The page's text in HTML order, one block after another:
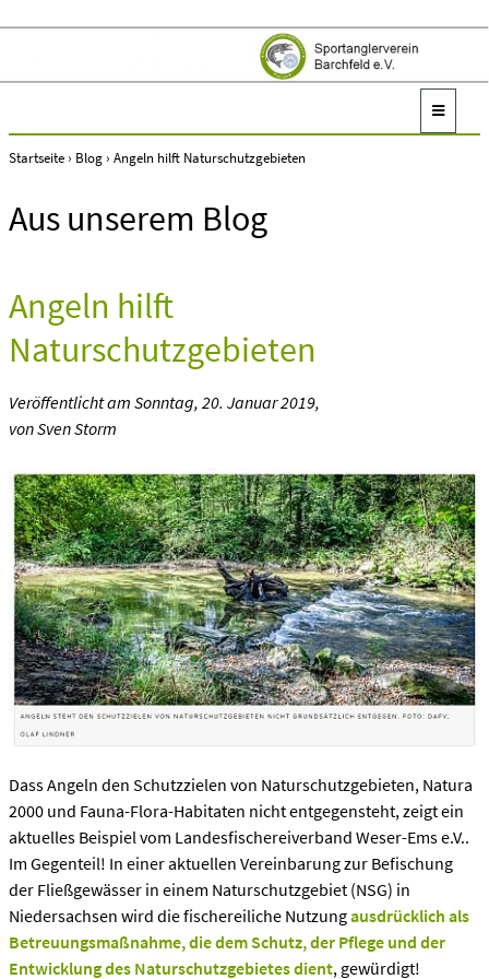
Startseite› Blog› Angeln hilft Naturschutzgebieten
Aus unserem Blog
Angeln hilft
Naturschutzgebieten
Veröffentlicht am Sonntag, 20. Januar 2019,
von Sven Storm
Dass Angeln den Schutzzielen von Naturschutzgebieten, Natura
2000 und Fauna-Flora-Habitaten nicht entgegensteht, zeigt ein
aktuelles Beispiel vom Landesfischereiverband Weser-Ems e.V..
Im Gegenteil! In einer aktuellen Vereinbarung zur Befischung
der Fließgewässer in einem Naturschutzgebiet (NSG) in
Niedersachsen wird die fischereiliche Nutzungausdrücklich als
Betreuungsmaßnahme, die dem Schutz, der Pflege und der
Entwicklung des Naturschutzgebietes dient, gewürdigt!